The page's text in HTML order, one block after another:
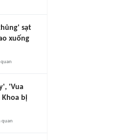
sạt
xuống
'Vua
Khoa bị